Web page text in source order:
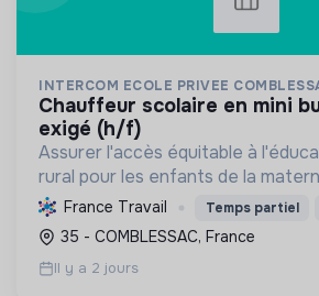
INTERCOM ECOLE PRIVEE
chauffeur scolaire en mini bus - permis d
exigé (h/f)
Assurer l'accès équitable à
rural pour les enfants de la
avec des services de transport et
les familles, tout en optimisant les
sc...
France Travail Temps partiel
35 - COMBLESSAC, France
Il y a 2 jours